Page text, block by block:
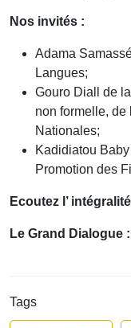
Nos invités :
Adama
Langues;
Gouro Diall de
non formelle, de
Nationales;
Kadidiatou
Promotion des
Ecoutez l’
Le Grand Dialogue :
Tags